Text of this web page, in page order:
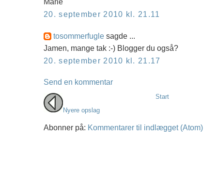
Marie
20. september 2010 kl. 21.11
tosommerfugle sagde ...
Jamen, mange tak :-) Blogger du også?
20. september 2010 kl. 21.17
Send en kommentar
Nyere opslag
Start
Abonner på: Kommentarer til indlægget (Atom)